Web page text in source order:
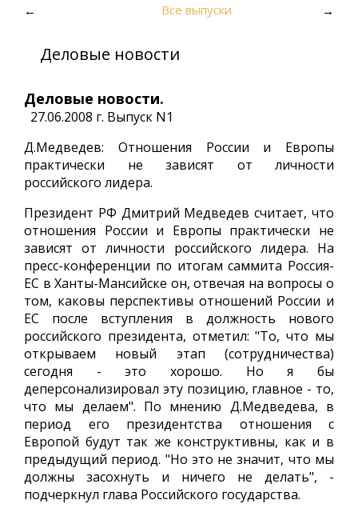
← Все выпуски →
Деловые новости
Деловые новости.
27.06.2008 г. Выпуск N1
Д.Медведев: Отношения России и Европы
практически не зависят от личности
российского лидера.
Президент РФ Дмитрий Медведев считает, что
отношения России и Европы практически не
зависят от личности российского лидера. На
пресс-конференции по итогам саммита Россия-
ЕС в Ханты-Мансийске он, отвечая на вопросы о
том, каковы перспективы отношений России и
ЕС после вступления в должность нового
российского президента, отметил: "То, что мы
открываем новый этап (сотрудничества)
сегодня - это хорошо. Но я бы
деперсонализировал эту позицию, главное - то,
что мы делаем". По мнению Д.Медведева, в
период его президентства отношения с
Европой будут так же конструктивны, как и в
предыдущий период. "Но это не значит, что мы
должны засохнуть и ничего не делать", -
подчеркнул глава Российского государства.